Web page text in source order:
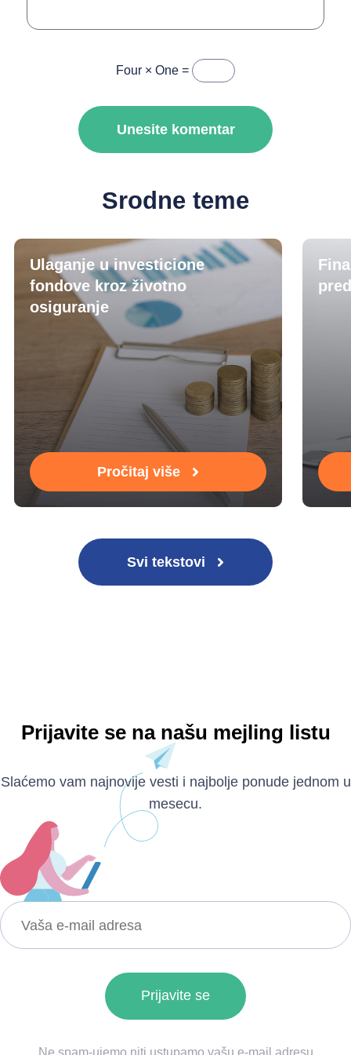
Four × One =
Srodne teme
Ulaganje u investicione
fondove kroz životno
osiguranje
Pročitaj više
Svi tekstovi
Prijavite se na našu mejling listu
Slaćemo vam najnovije vesti i najbolje ponude jednom u
mesecu.
Ne spam-ujemo niti ustupamo vašu e-mail adresu